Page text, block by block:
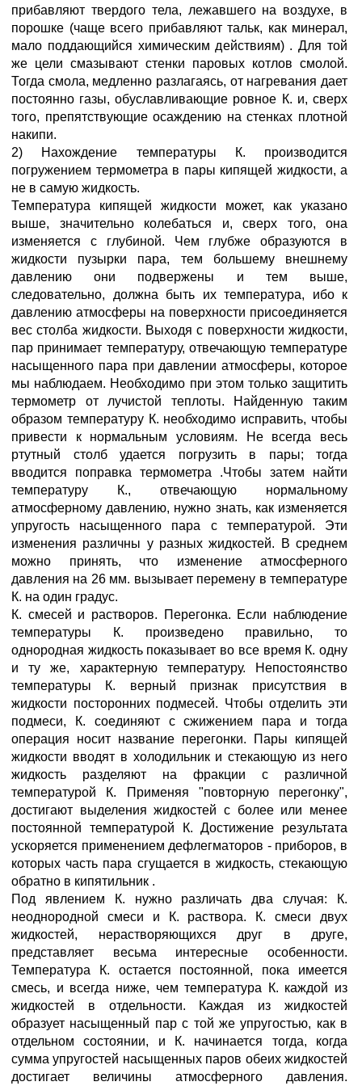
прибавляют твердого тела, лежавшего на воздухе, в
порошке (чаще всего прибавляют тальк, как минерал,
мало поддающийся химическим действиям) . Для той
же цели смазывают стенки паровых котлов смолой.
Тогда смола, медленно разлагаясь, от нагревания дает
постоянно газы, обуславливающие ровное К. и, сверх
того, препятствующие осаждению на стенках плотной
накипи.
2) Нахождение температуры К. производится
погружением термометра в пары кипящей жидкости, а
не в самую жидкость.
Температура кипящей жидкости может, как указано
выше, значительно колебаться и, сверх того, она
изменяется с глубиной. Чем глубже образуются в
жидкости пузырки пара, тем большему внешнему
давлению они подвержены и тем выше,
следовательно, должна быть их температура, ибо к
давлению атмосферы на поверхности присоединяется
вес столба жидкости. Выходя с поверхности жидкости,
пар принимает температуру, отвечающую температуре
насыщенного пара при давлении атмосферы, которое
мы наблюдаем. Необходимо при этом только защитить
термометр от лучистой теплоты. Найденную таким
образом температуру К. необходимо исправить, чтобы
привести к нормальным условиям. Не всегда весь
ртутный столб удается погрузить в пары; тогда
вводится поправка термометра .Чтобы затем найти
температуру К., отвечающую нормальному
атмосферному давлению, нужно знать, как изменяется
упругость насыщенного пара с температурой. Эти
изменения различны у разных жидкостей. В среднем
можно принять, что изменение атмосферного
давления на 26 мм. вызывает перемену в температуре
К. на один градус.
К. смесей и растворов. Перегонка. Если наблюдение
температуры К. произведено правильно, то
однородная жидкость показывает во все время К. одну
и ту же, характерную температуру. Непостоянство
температуры К. верный признак присутствия в
жидкости посторонних подмесей. Чтобы отделить эти
подмеси, К. соединяют с сжижением пара и тогда
операция носит название перегонки. Пары кипящей
жидкости вводят в холодильник и стекающую из него
жидкость разделяют на фракции с различной
температурой К. Применяя "повторную перегонку",
достигают выделения жидкостей с более или менее
постоянной температурой К. Достижение результата
ускоряется применением дефлегматоров - приборов, в
которых часть пара сгущается в жидкость, стекающую
обратно в кипятильник .
Под явлением К. нужно различать два случая: К.
неоднородной смеси и К. раствора. К. смеси двух
жидкостей, нерастворяющихся друг в друге,
представляет весьма интересные особенности.
Температура К. остается постоянной, пока имеется
смесь, и всегда ниже, чем температура К. каждой из
жидкостей в отдельности. Каждая из жидкостей
образует насыщенный пар с той же упругостью, как в
отдельном состоянии, и К. начинается тогда, когда
сумма упругостей насыщенных паров обеих жидкостей
достигает величины атмосферного давления.